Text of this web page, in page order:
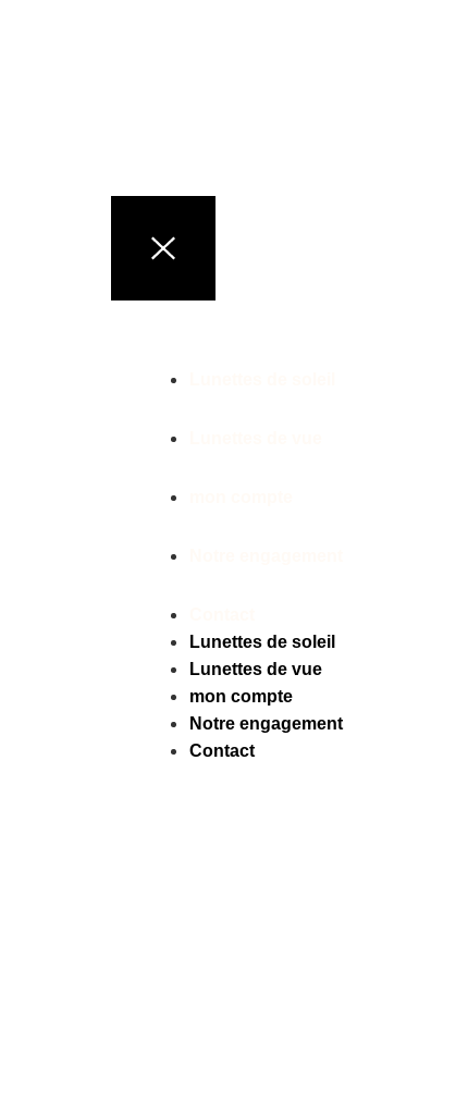
Lunettes de soleil
Lunettes de vue
mon compte
Notre engagement
Contact